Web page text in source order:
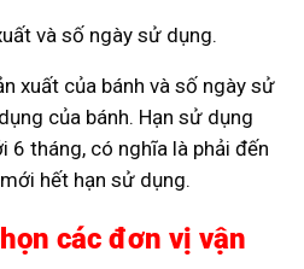
và số ngày sử dụng.
xuất của bánh và số ngày sử
của bánh. Hạn sử dụng
6 tháng, có nghĩa là phải đến
hết hạn sử dụng.
các đơn vị vận